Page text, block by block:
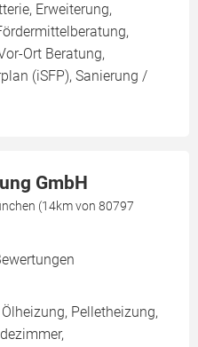
Erweiterung,
Ort Beratung,
(iSFP), Sanierung /
GmbH
(14km von 80797
Pelletheizung,